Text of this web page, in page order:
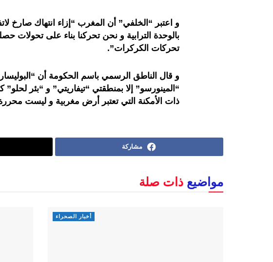
و اعتبر “الخلفي” أن المغرب “إزاء انتهاك صارخ
بالوحدة الترابية و نحن تحركنا بناء على تحولات
تحركات الكركرات”.
و قال الناطق الرسمي باسم الحكومة أن
“المينورسو” إلا بمنطقتي “تيفاريتي” و “بئر
ذات الأمكنة التي تعتبر أرض مغربية و ليست
مشاركة
مواضيع ذات صلة
أخبار الصحراء